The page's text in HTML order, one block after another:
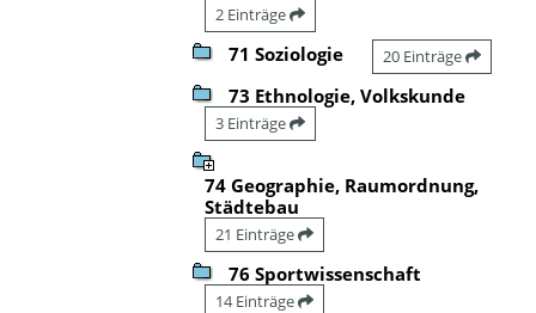
2 Einträge
71 Soziologie 20 Einträge
73 Ethnologie, Volkskunde
3 Einträge
74 Geographie, Raumordnung,
Städtebau
21 Einträge
76 Sportwissenschaft
14 Einträge